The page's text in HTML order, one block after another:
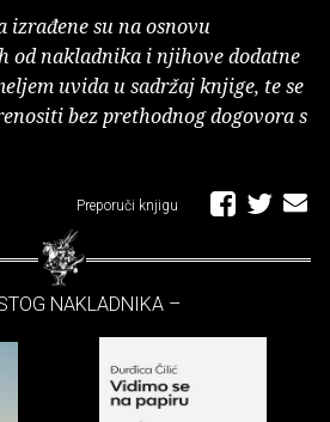
su na osnovu
od nakladnika i njihove dodatne
uvida u sadržaj knjige, te se
bez prethodnog dogovora s
Preporuči knjigu
NAKLADNIKA –